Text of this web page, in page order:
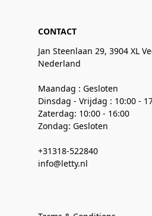
CONTACT
Jan Steenlaan 29, 3904 XL
Nederland
Maandag : Gesloten
Dinsdag - Vrijdag : 10:00 -
Zaterdag: 10:00 - 16:00
Zondag: Gesloten
+31318-522840
info@letty.nl